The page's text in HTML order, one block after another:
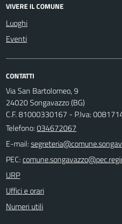
VIVERE IL COMUNE
Luoghi
Eventi
CONTATTI
Via San Bartolomeo, 9
24020 Songavazzo (BG)
C.F. 81000330167 - P.Iva:
Telefono:034672067
E-mail:
PEC:
URP
Uffici e orari
Numeri utili